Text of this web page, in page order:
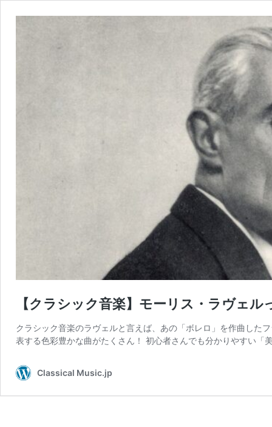
【クラシック音楽】モーリス・ラヴェ
クラシック音楽のラヴェルと言えば、あの「ボレロ」を作曲した
表する色彩豊かな曲がたくさん！ 初心者さんでも分かりやすい
Classical Music.jp